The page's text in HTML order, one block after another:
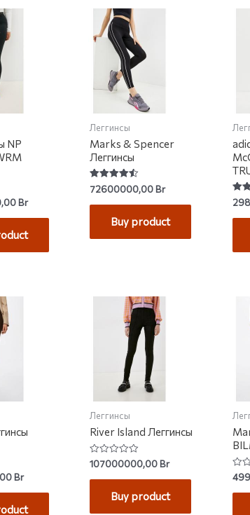
NP
Br
Леггинсы
Marks & Spencer
Леггинсы
Rated
4.49
out of 5
72600000,00Br
Buy product
4.83
out
Br
Леггинсы
River Island Леггинсы
Rated
0
out
107000000,00Br
Buy product
0
out